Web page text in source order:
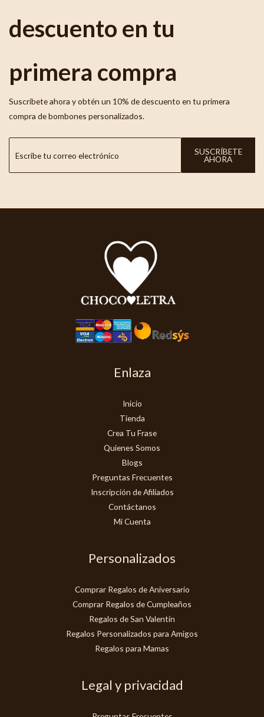
descuento en tu
primera compra
Suscríbete ahora y obtén un 10% de descuento en tu primera
compra de bombones personalizados.
SUSCRÍBETE
AHORA
Enlaza
Inicio
Tienda
Crea Tu Frase
Quienes Somos
Blogs
Preguntas Frecuentes
Inscripción de Afiliados
Contáctanos
Mi Cuenta
Personalizados
Comprar Regalos de Aniversario
Comprar Regalos de Cumpleaños
Regalos de San Valentín
Regalos Personalizados para Amigos
Regalos para Mamas
Legal y privacidad